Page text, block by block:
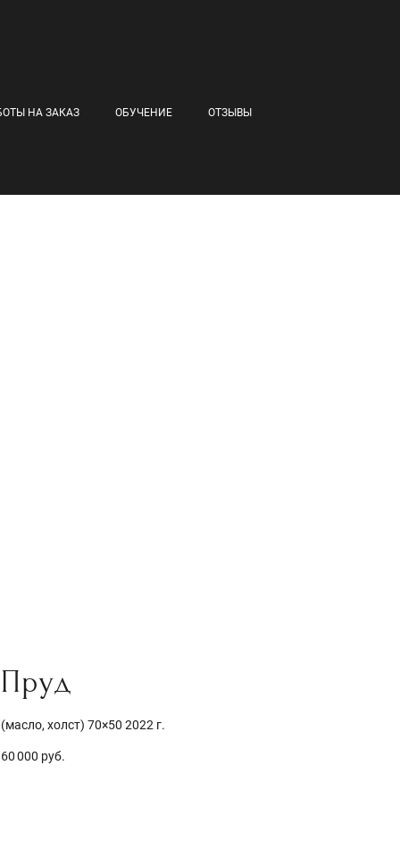
НА ЗАКАЗ ОБУЧЕНИЕ ОТЗЫВЫ
Пруд
(масло, холст) 70×50 2022 г.
60 000 руб.